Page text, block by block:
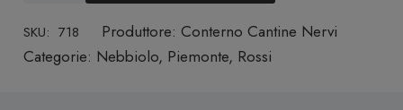
2022
-
SKU: 718 Produttore:Conterno Cantine Nervi
Categorie: Nebbiolo, Piemonte, Rossi